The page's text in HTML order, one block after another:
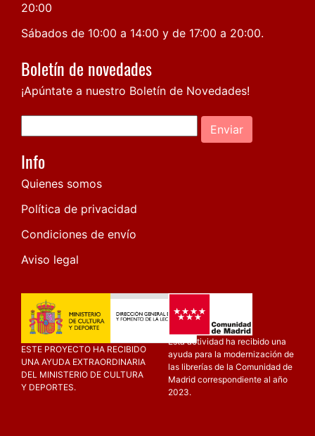
20:00
Sábados de 10:00 a 14:00 y de 17:00 a 20:00.
Boletín de novedades
¡Apúntate a nuestro Boletín de Novedades!
Enviar
Info
Quienes somos
Política de privacidad
Condiciones de envío
Aviso legal
ESTE PROYECTO HA RECIBIDO
UNA AYUDA EXTRAORDINARIA
DEL MINISTERIO DE CULTURA
Y DEPORTES.
Esta actividad ha recibido una
ayuda para la modernización de
las librerías de la Comunidad de
Madrid correspondiente al año
2023.